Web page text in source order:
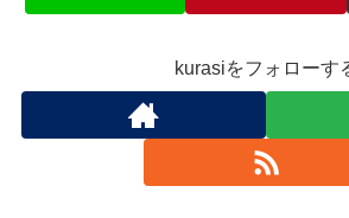
kurasiをフォローす